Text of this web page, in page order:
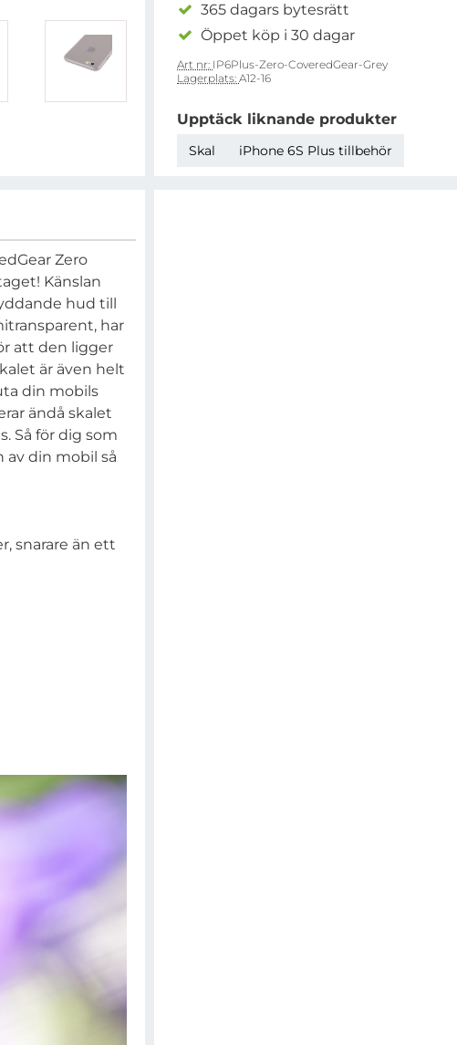
365 dagars bytesrätt
Öppet köp i 30 dagar
Art nr: IP6Plus-Zero-CoveredGear-Grey
Lagerplats: A12-16
Upptäck liknande produkter
Skal iPhone 6S Plus tillbehör
Zero
Känslan
hud till
har
att den ligger
är även helt
din mobils
ändå skalet
Så för dig som
din mobil så
snarare än ett